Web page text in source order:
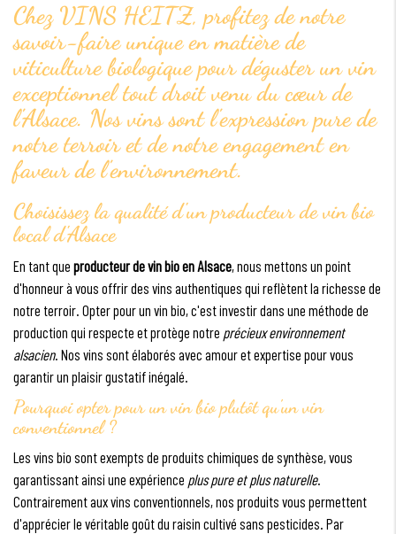
Chez VINS HEITZ, profitez de notre
savoir-faire unique en matière de
viticulture biologique pour déguster un vin
exceptionnel tout droit venu du cœur de
l'Alsace. Nos vins sont l'expression pure de
notre terroir et de notre engagement en
faveur de l'environnement.
Choisissez la qualité d'un producteur de vin bio
local d'Alsace
En tant que producteur de vin bio en Alsace, nous mettons un point
d'honneur à vous offrir des vins authentiques qui reflètent la richesse de
notre terroir. Opter pour un vin bio, c'est investir dans une méthode de
production qui respecte et protège notre précieux environnement
alsacien. Nos vins sont élaborés avec amour et expertise pour vous
garantir un plaisir gustatif inégalé.
Pourquoi opter pour un vin bio plutôt qu'un vin
conventionnel ?
Les vins bio sont exempts de produits chimiques de synthèse, vous
garantissant ainsi une expérience plus pure et plus naturelle.
Contrairement aux vins conventionnels, nos produits vous permettent
d'apprécier le véritable goût du raisin cultivé sans pesticides. Par